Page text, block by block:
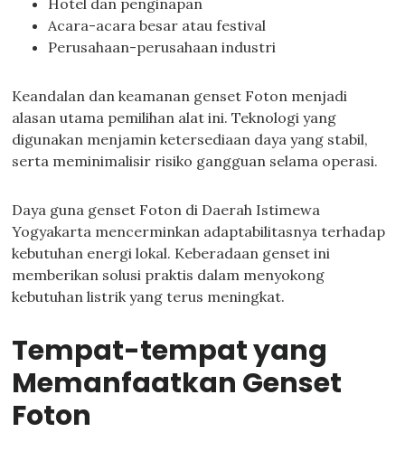
Hotel dan penginapan
Acara-acara besar atau festival
Perusahaan-perusahaan industri
Keandalan dan keamanan genset Foton menjadi
alasan utama pemilihan alat ini. Teknologi yang
digunakan menjamin ketersediaan daya yang stabil,
serta meminimalisir risiko gangguan selama operasi.
Daya guna genset Foton di Daerah Istimewa
Yogyakarta mencerminkan adaptabilitasnya terhadap
kebutuhan energi lokal. Keberadaan genset ini
memberikan solusi praktis dalam menyokong
kebutuhan listrik yang terus meningkat.
Tempat-tempat yang
Memanfaatkan Genset
Foton